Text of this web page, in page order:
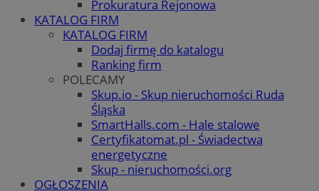
Prokuratura Rejonowa
KATALOG FIRM
KATALOG FIRM
Dodaj firmę do katalogu
Ranking firm
POLECAMY
Skup.io - Skup nieruchomości Ruda
Śląska
SmartHalls.com - Hale stalowe
Certyfikatomat.pl - Świadectwa
energetyczne
Skup - nieruchomości.org
OGŁOSZENIA